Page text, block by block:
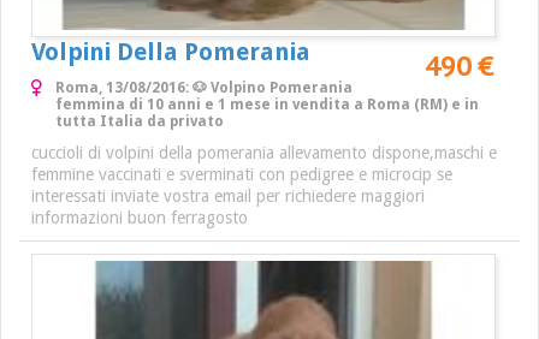
Volpini Della Pomerania 490 €
Roma, 13/08/2016: 🐶 Volpino Pomerania
femmina di 10 anni e 1 mese in vendita a Roma (RM) e in
tutta Italia da privato
cuccioli di volpini della pomerania allevamento dispone,maschi e
femmine vaccinati e sverminati con pedigree e microcip se
interessati inviate vostra email per richiedere maggiori
informazioni buon ferragosto